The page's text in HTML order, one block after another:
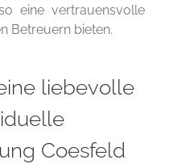
eine vertrauensvolle
Betreuern bieten.
liebevolle
Coesfeld